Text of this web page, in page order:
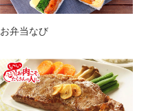
お弁当なび